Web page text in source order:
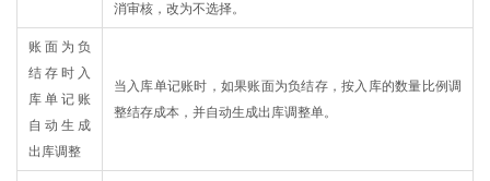
消审核，改为不选择。
账面为负
结存时入
库单记账
自动生成
出库调整
当入库单记账时，如果账面为负结存，按入库的数量比例调
整结存成本，并自动生成出库调整单。